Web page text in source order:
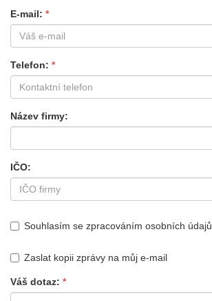
E-mail
Telefon
Název firmy
IČO
Souhlasím se zpracováním osobních údajů
Zaslat kopii zprávy na můj e-mail
Váš dotaz